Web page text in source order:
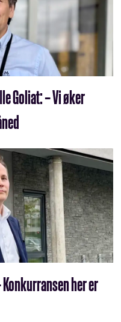
Goliat: – Vi øker
her er